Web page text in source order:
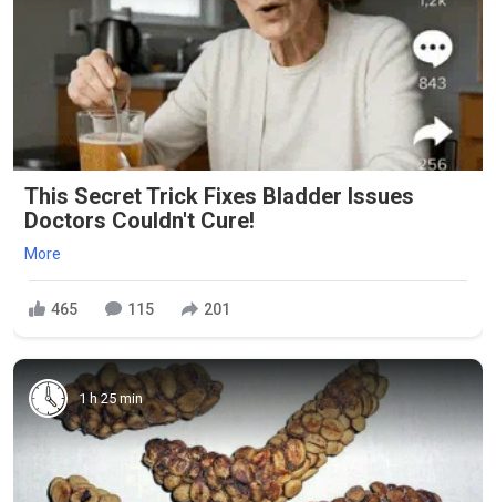
This Secret Trick Fixes Bladder Issues
Doctors Couldn't Cure!
More
465 115 201
1 h 25 min